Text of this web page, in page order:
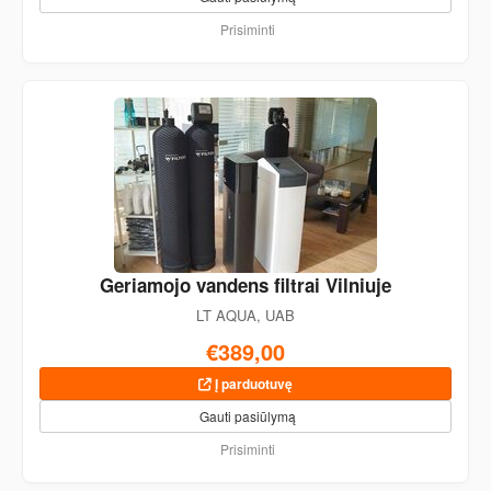
Prisiminti
Geriamojo vandens filtrai Vilniuje
LT AQUA, UAB
€389,00
Į parduotuvę
Gauti pasiūlymą
Prisiminti